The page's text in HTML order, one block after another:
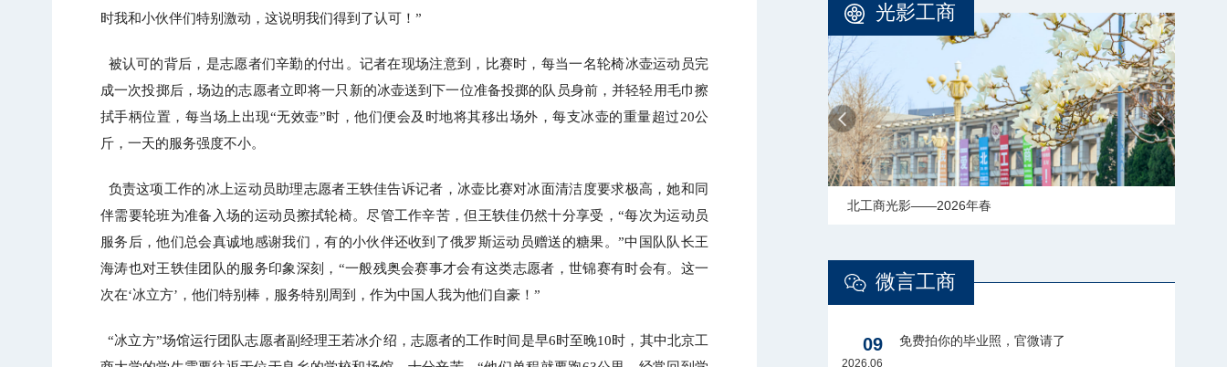
时我和小伙伴们特别激动，这说明我们得到了认可！”
被认可的背后，是志愿者们辛勤的付出。记者在现场注意到，比赛时，每当一名轮椅冰壶运动员完
成一次投掷后，场边的志愿者立即将一只新的冰壶送到下一位准备投掷的队员身前，并轻轻用毛巾擦
拭手柄位置，每当场上出现“无效壶”时，他们便会及时地将其移出场外，每支冰壶的重量超过20公
斤，一天的服务强度不小。
负责这项工作的冰上运动员助理志愿者王轶佳告诉记者，冰壶比赛对冰面清洁度要求极高，她和同
伴需要轮班为准备入场的运动员擦拭轮椅。尽管工作辛苦，但王轶佳仍然十分享受，“每次为运动员
服务后，他们总会真诚地感谢我们，有的小伙伴还收到了俄罗斯运动员赠送的糖果。”中国队队长王
海涛也对王轶佳团队的服务印象深刻，“一般残奥会赛事才会有这类志愿者，世锦赛有时会有。这一
次在‘冰立方’，他们特别棒，服务特别周到，作为中国人我为他们自豪！”
“冰立方”场馆运行团队志愿者副经理王若冰介绍，志愿者的工作时间是早6时至晚10时，其中北京工
光影工商
北工商光影——2026年北工商的夏 北工商光影——2026年春 北工商光影——2025年冬天
微言工商
09
2026.06
免费拍你的毕业照，官微请了